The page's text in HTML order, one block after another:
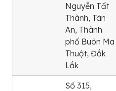
Nguyễn Tất
Thành, Tân
An, Thành
phố Buôn Ma
Thuột, Đắk
Lắk
Số 315,